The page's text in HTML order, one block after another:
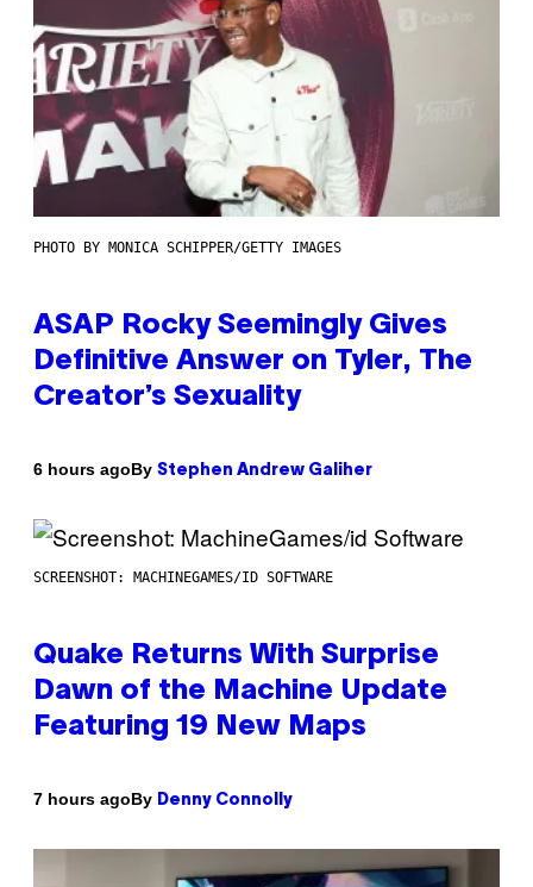
PHOTO BY MONICA SCHIPPER/GETTY IMAGES
ASAP Rocky Seemingly Gives
Definitive Answer on Tyler, The
Creator’s Sexuality
6 hours agoBy Stephen Andrew Galiher
SCREENSHOT: MACHINEGAMES/ID SOFTWARE
Quake Returns With Surprise
Dawn of the Machine Update
Featuring 19 New Maps
7 hours agoBy Denny Connolly